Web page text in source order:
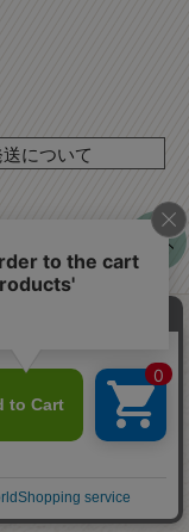
について